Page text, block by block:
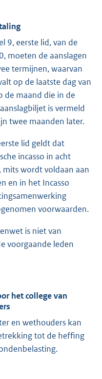
9, eerste lid, van de
moeten de aanslagen
termijnen, waarvan
op de laatste dag van
de maand die in de
is vermeld
twee maanden later.
lid geldt dat
incasso in acht
wordt voldaan aan
en in het Incasso
voorwaarden.
is niet van
voorgaande leden
het college van
en wethouders kan
tot de heffing